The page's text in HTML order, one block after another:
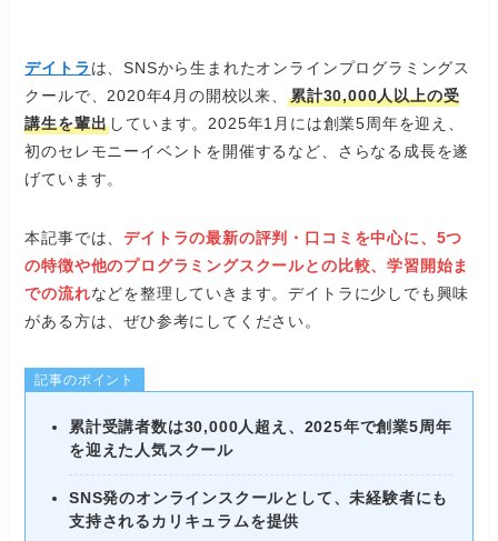
デイトラ は、SNSから生まれたオンラインプログラミングス
クールで、2020年4月の開校以来、
累計30,000人以上の受
講生を輩出 しています。​2025年1月には創業5周年を迎え、
初のセレモニーイベントを開催するなど、さらなる成長を遂
げています。
本記事では、デイトラの最新の評判・口コミを中心に、5つ
の特徴や他のプログラミングスクールとの比較、学習開始ま
での流れなどを整理していきます。​デイトラに少しでも興味
がある方は、ぜひ参考にしてください。
記事のポイント
累計受講者数は30,000人超え、2025年で創業5周年
を迎えた人気スクール
SNS発のオンラインスクールとして、未経験者にも
支持されるカリキュラムを提供